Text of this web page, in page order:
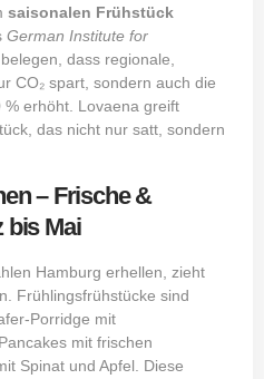
saisonalen Frühstück
German Institute for
belegen, dass regionale,
CO₂ spart, sondern auch die
erhöht. Lovaena greift
das nicht nur satt, sondern
– Frische &
bis Mai
Hamburg erhellen, zieht
Frühlingsfrühstücke sind
Porridge mit
mit frischen
Spinat und Apfel. Diese